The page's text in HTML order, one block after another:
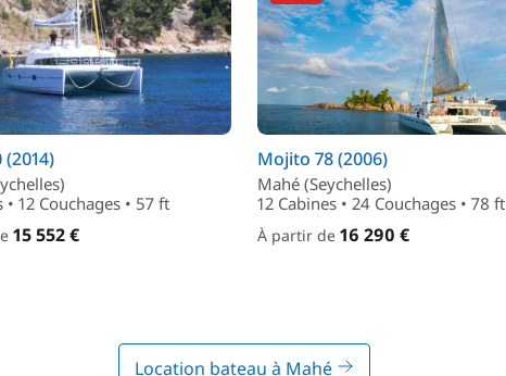
(2014)
• 12 Couchages • 57 ft
15 552 €
Mojito 78 (2006)
Mahé (Seychelles)
12 Cabines • 24 Couchages • 78 ft
À partir de 16 290 €
Location bateau à Mahé